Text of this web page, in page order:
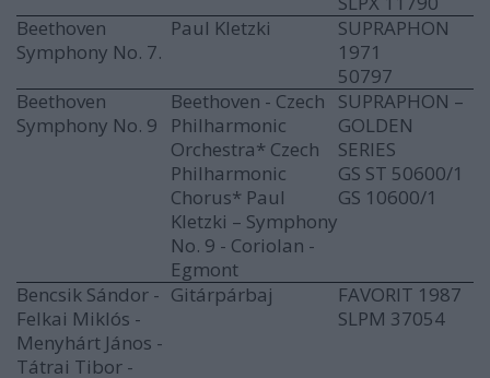
Beethoven
Symphony No. 7.
Paul Kletzki
SUPRAPHON
1971
50797
Beethoven
Symphony No. 9
Beethoven - Czech
Philharmonic
Orchestra* Czech
Philharmonic
Chorus* Paul
Kletzki ‎– Symphony
No. 9 - Coriolan -
Egmont
SUPRAPHON –
GOLDEN
SERIES
GS ST 50600/1
GS 10600/1
Bencsik Sándor -
Felkai Miklós -
Menyhárt János -
Tátrai Tibor -
Gitárpárbaj
FAVORIT 1987
SLPM 37054